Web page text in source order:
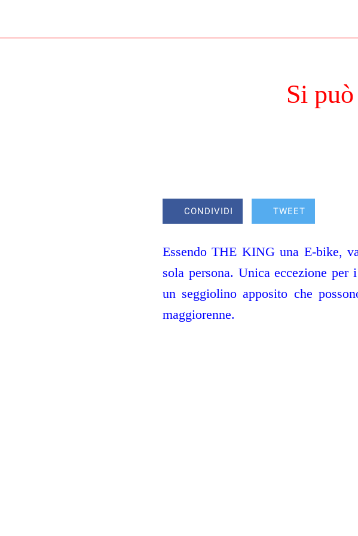
Si
CONDIVIDI TWEET
Essendo THE KING una E-bike,
sola persona. Unica eccezione
un seggiolino apposito che
maggiorenne.